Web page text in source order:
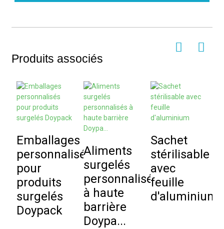
Produits associés
Emballages
personnalisés
pour
produits
surgelés
Doypack
Aliments
surgelés
personnalisés
à haute
barrière
Doypa...
Sachet
stérilisable
avec
feuille
d'aluminium